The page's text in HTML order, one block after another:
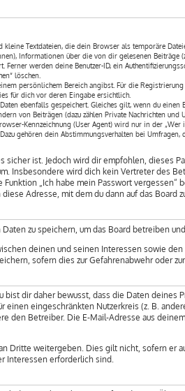
Textdateien, die dein Browser als temporäre
Informationen über die von dir gelesenen
werden deine Benutzer-ID, ein
löschen.
persönlichem Bereich angibst. Für die
für dich vor deren Eingabe ersichtlich.
ebenfalls gespeichert. Gleiches gilt, wenn du
von Beiträgen (dazu zählen Private Nachrichten
Kennzeichnung (User Agent) wird nur in der
gehören dein Abstimmungsverhalten bei
ist. Jedoch wird dir empfohlen, dieses
Insbesondere wird dich kein Vertreter des
„Ich habe mein Passwort
Adresse, mit dem du dann auf das Board
zu speichern, um das Board betreiben
deinen und seinen Interessen sowie
sofern dies zur Gefahrenabwehr oder
dir daher bewusst, dass die Daten
eingeschränkten Nutzerkreis (z. B.
den Betreiber. Die E-Mail-Adresse aus
weitergeben. Dies gilt nicht, sofern er
Interessen erforderlich sind.